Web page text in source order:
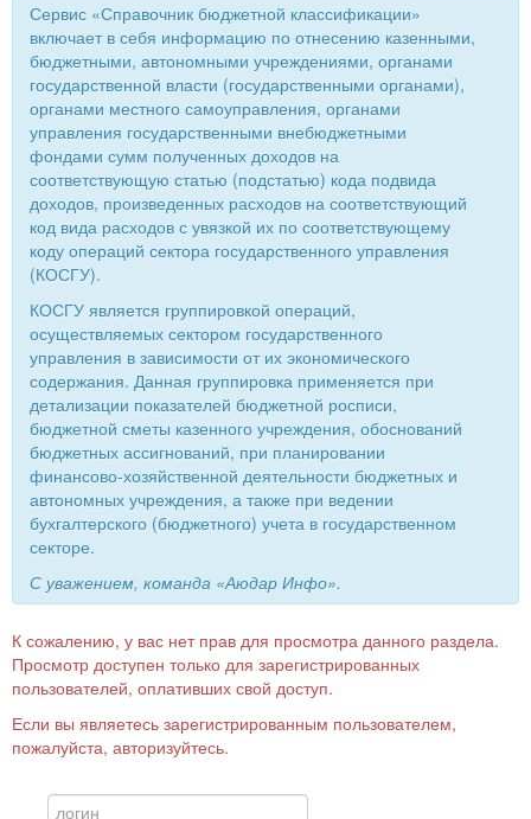
Сервис «Справочник бюджетной классификации»
включает в себя информацию по отнесению казенными,
бюджетными, автономными учреждениями, органами
государственной власти (государственными органами),
органами местного самоуправления, органами
управления государственными внебюджетными
фондами сумм полученных доходов на
соответствующую статью (подстатью) кода подвида
доходов, произведенных расходов на соответствующий
код вида расходов с увязкой их по соответствующему
коду операций сектора государственного управления
(КОСГУ).
КОСГУ является группировкой операций,
осуществляемых сектором государственного
управления в зависимости от их экономического
содержания. Данная группировка применяется при
детализации показателей бюджетной росписи,
бюджетной сметы казенного учреждения, обоснований
бюджетных ассигнований, при планировании
финансово-хозяйственной деятельности бюджетных и
автономных учреждения, а также при ведении
бухгалтерского (бюджетного) учета в государственном
секторе.
С уважением, команда «Аюдар Инфо».
К сожалению, у вас нет прав для просмотра данного раздела.
Просмотр доступен только для зарегистрированных
пользователей, оплативших свой доступ.
Если вы являетесь зарегистрированным пользователем,
пожалуйста, авторизуйтесь.